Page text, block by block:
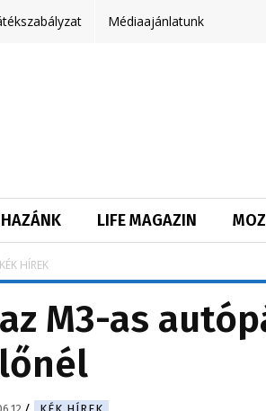
Médiaajánlatunk
HAZÁNK LIFE MAGAZIN
KÉK HÍREK
M3-as